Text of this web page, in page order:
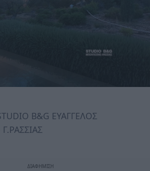
B&G ΕΥΑΓΓΕΛΟΣ